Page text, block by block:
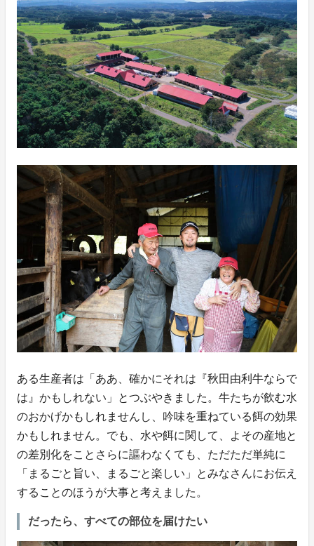
ある生産者は「ああ、確かにそれは『秋田由利牛ならで
は』かもしれない」とつぶやきました。牛たちが飲む水
のおかげかもしれませんし、吟味を重ねている餌の効果
かもしれません。でも、水や餌に関して、よその産地と
の差別化をことさらに謳わなくても、ただただ単純に
「まるごと旨い、まるごと楽しい」とみなさんにお伝え
することのほうが大事と考えました。
だったら、すべての部位を届けたい